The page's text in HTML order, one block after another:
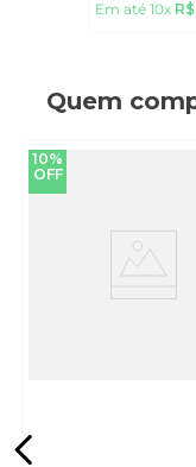
Em até 10x R$
Quem
10%
OFF